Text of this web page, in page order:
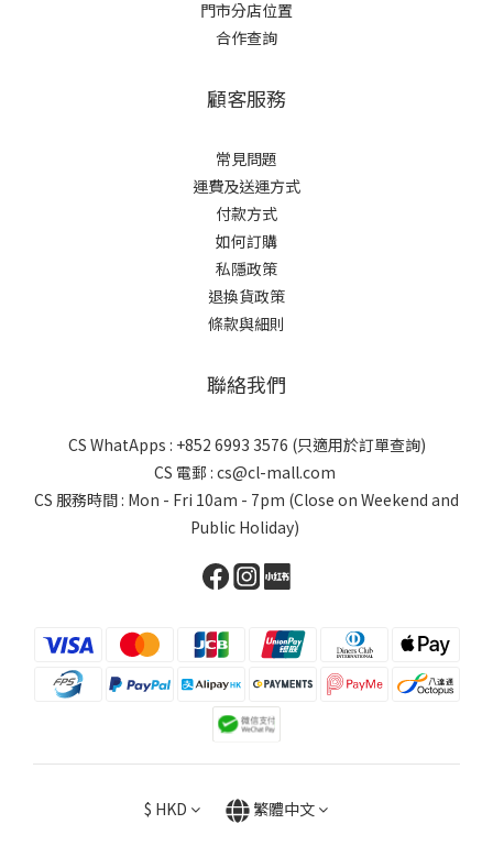
門市分店位置
合作查詢
顧客服務
常見問題
運費及送運方式
付款方式
如何訂購
私隱政策
退換貨政策
條款與細則
聯絡我們
CS WhatApps : +852 6993 3576 (只適用於訂單查詢)
CS 電郵 : cs@cl-mall.com
CS 服務時間 : Mon - Fri 10am - 7pm (Close on Weekend and
Public Holiday)
$ HKD 繁體中文